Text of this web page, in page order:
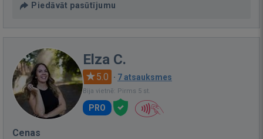
Piedāvāt pasūtījumu
Elza C.
5.0 · 7 atsauksmes
Bija vietnē: Pirms 5 st.
PRO
Cenas